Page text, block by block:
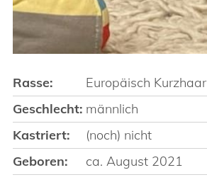
Rasse:
Europäisch Kurzhaar
Geschlecht: männlich
Kastriert:
(noch) nicht
Geboren:
ca. August 2021